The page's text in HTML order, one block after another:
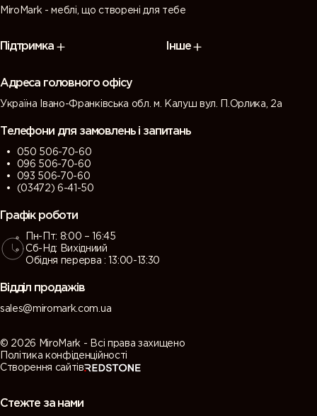
MiroMark - меблі, що створені для тебе
Підтримка Інше
Адреса головного офісу
Україна Івано-Франківська обл. м. Калуш вул. П.Орлика, 2а
Телефони для замовлень і запитань
050 506-70-60
096 506-70-60
093 506-70-60
(03472) 6-41-50
Графік роботи
Пн-Пт: 8:00 – 16:45
Сб-Нд: Вихідниий
Обідня перерва : 13:00-13:30
Відділ продажів
sales@miromark.com.ua
© 2026 MiroMark - Всі права захищено
Політика конфіденційності
Створення сайтів
Стежте за нами